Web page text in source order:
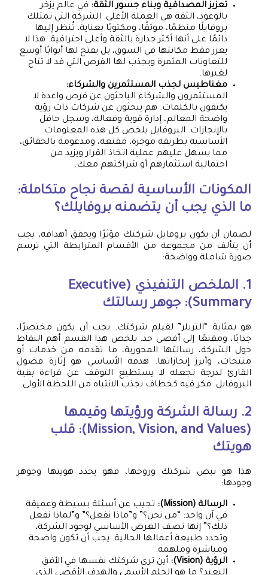
تعزيز المصداقية وبناء جسور الثقة: في عالم يزخر
بالوعود، الثقة هي العملة الأغلى. الشركة التي تمتلك
بروفايلًا منظمًا، موثقًا، ومكتوبًا بعناية، تُنظر إليها
دائمًا على أنها أكثر جدارة بالثقة وأعلى احترافية. هذا لا
يعزز فقط مكانتها في السوق، بل يفتح لها أبوابًا أوسع
للتعاونات المثمرة ويجذب لها الفرص التي قد لا تتاح
لغيرها.
مغناطيس لجذب المستثمرين والشركاء:
المستثمرون والشركاء الباحثون عن فرص واعدة لا
يكتفون بالكلمات. هم يبحثون عن شركات ذات رؤية
واضحة المعالم، إدارة قوية وفعالة، وسجل حافل
بالإنجازات. البروفايل يلخص كل هذه المعلومات
الأساسية بطريقة موجزة، مقنعة، ومدعومة بالحقائق،
مما يسهل عليهم عملية اتخاذ القرار ويزيد من
احتمالية استثمارهم أو شراكتهم معك.
المكونات الأساسية لقصة نجاح متكاملة:
ما الذي يجب أن يتضمنه بروفايلك؟
لضمان أن يكون بروفايل شركتك مؤثرًا ويحقق أهدافه، يجب
أن يتألف من مجموعة من الأقسام المترابطة التي ترسم
صورة شاملة وواضحة:
1. الملخص التنفيذي (Executive
Summary): جوهر رسالتك
هو بمثابة “التريلر” لفيلم شركتك. يجب أن يكون مختصرًا،
جذابًا، ومقنعًا إلى أقصى حد. يلخص هذا القسم أهم النقاط
حول الشركة، رسالتها المحورية، ما تقدمه من خدمات أو
منتجات، وأبرز إنجازاتها. هدفه الأساسي هو إثارة فضول
القارئ لدرجة تجعله لا يستطيع التوقف عن قراءة بقية
البروفايل. فكر فيه كخطاف يجذب الانتباه من اللحظة الأولى.
2. رسالة الشركة ورؤيتها وقيمها
(Mission, Vision, and Values): قلب
هويتك
هذا هو نبض شركتك وروحها، فهو يحدد هويتها وجوهر
وجودها:
الرسالة (Mission):
تجيب عن أسئلة بسيطة وعميقة
في آن واحد: “من نحن؟” و”ماذا نفعل؟” و”لماذا نفعل
ذلك؟” إنها تصف الغرض الأساسي لوجود الشركة،
وتحدد طبيعة أعمالها الحالية. يجب أن تكون واضحة
ومباشرة وملهمة.
الرؤية (Vision):
أين ترى شركتك نفسها في الأفق
البعيد؟ ما هو الحلم الأسمى والهدف الأقصى الذي